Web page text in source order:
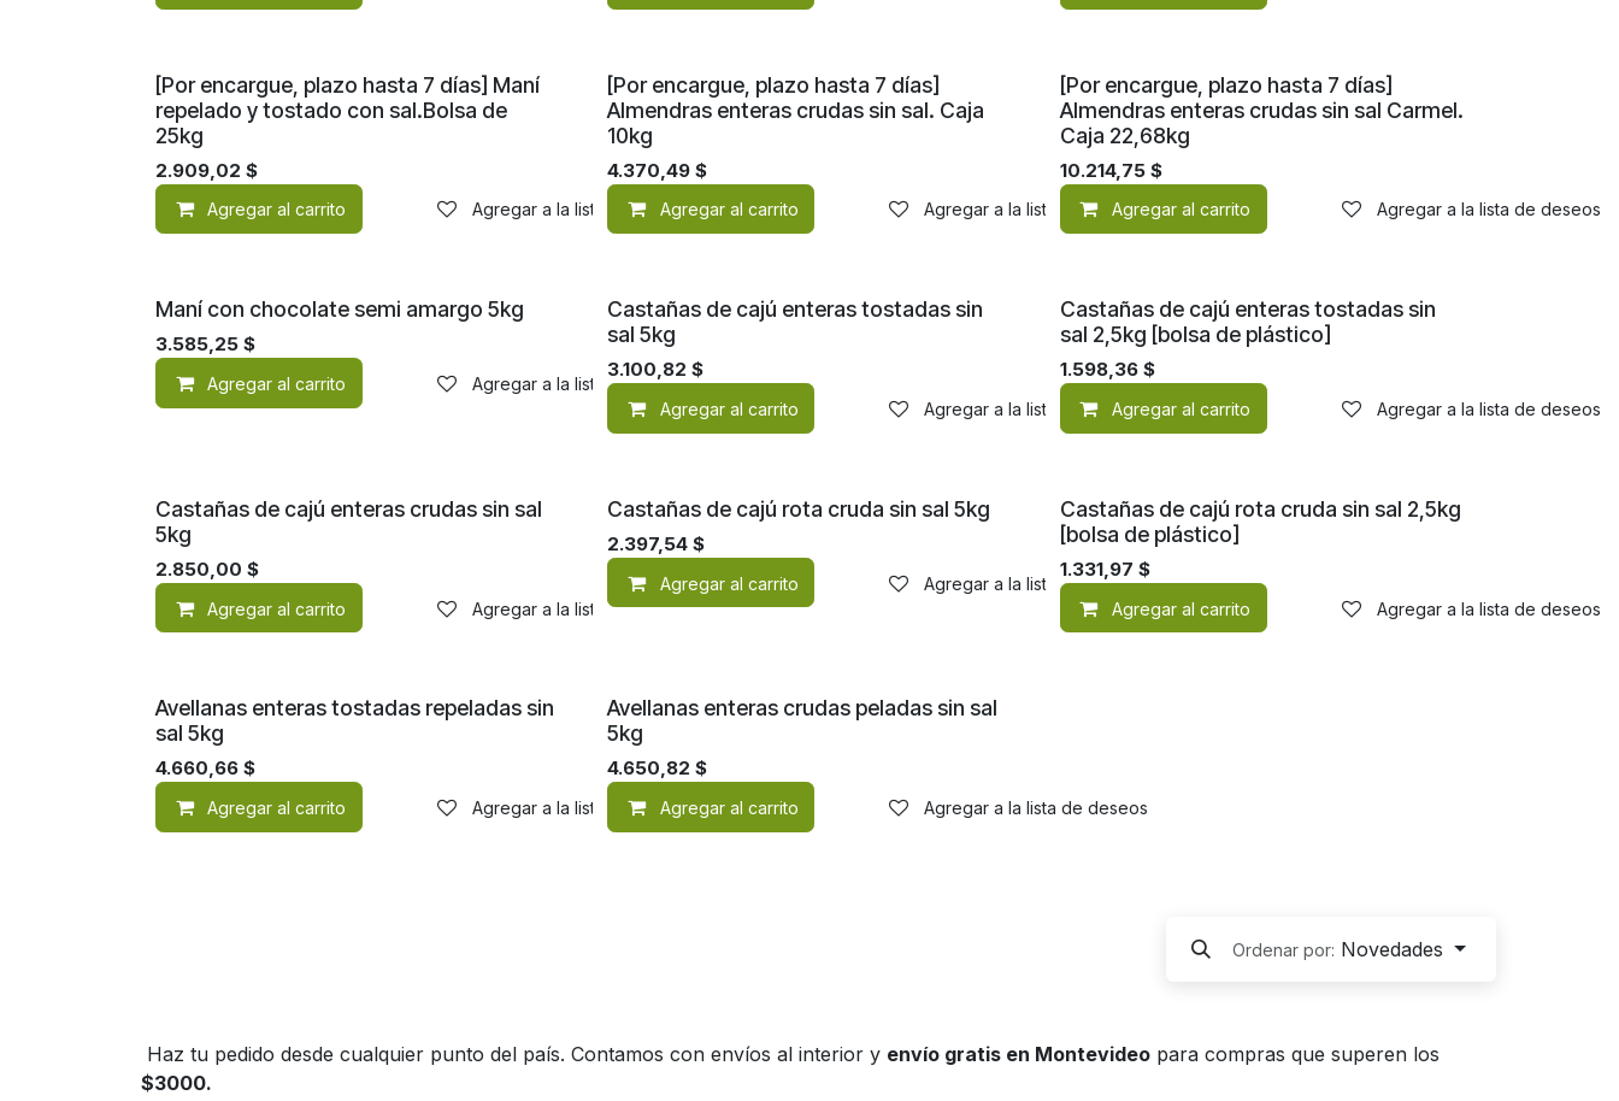
[Por encargue, plazo hasta 7 días] Maní
repelado y tostado con sal.Bolsa de
25kg
2.909,02 $
Agregar al carrito Agregar a la lista de deseos
[Por encargue, plazo hasta 7 días]
Almendras enteras crudas sin sal. Caja
10kg
4.370,49 $
Agregar al carrito Agregar a la lista de deseos
[Por encargue, plazo hasta 7 días]
Almendras enteras crudas sin sal Carmel.
Caja 22,68kg
10.214,75$
Agregar al carrito Agregar a la lista de deseos
Maní con chocolate semi amargo 5kg
3.585,25 $
Agregar al carrito Agregar a la lista de deseos
Castañas de cajú enteras tostadas sin
sal 5kg
3.100,82 $
Agregar al carrito Agregar a la lista de deseos
Castañas de cajú enteras tostadas sin
sal 2,5kg [bolsa de plástico]
1.598,36$
Agregar al carrito Agregar a la lista de deseos
Castañas de cajú enteras crudas sin sal
5kg
2.850,00 $
Agregar al carrito Agregar a la lista de deseos
Castañas de cajú rota cruda sin sal 5kg
2.397,54 $
Agregar al carrito Agregar a la lista de deseos
Castañas de cajú rota cruda sin sal 2,5kg
[bolsa de plástico]
1.331,97 $
Agregar al carrito Agregar a la lista de deseos
Avellanas enteras tostadas repeladas sin
sal 5kg
4.660,66 $
Agregar al carrito Agregar a la lista de deseos
Avellanas enteras crudas peladas sin sal
5kg
4.650,82 $
Agregar al carrito Agregar a la lista de deseos
Ordenar por: Novedades
Haz tu pedido desde cualquier punto del país. Contamos con envíos al interior y envío gratis en Montevideo para compras que superen los
$3000.